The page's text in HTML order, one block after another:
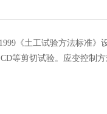
《土工试验方法标准》
等剪切试验。应变控制